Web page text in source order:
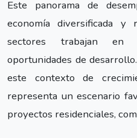
Este panorama de
economía diversificada y
sectores trabajan en
oportunidades de
este contexto de
representa un escenario
proyectos residenciales,